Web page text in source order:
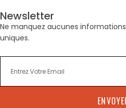
Newsletter
Ne manquez aucunes
uniques.